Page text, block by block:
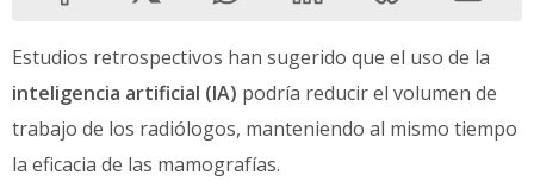
Estudios retrospectivos han sugerido que el uso de la
inteligencia artificial (IA) podría reducir el volumen de
trabajo de los radiólogos, manteniendo al mismo tiempo
la eficacia de las mamografías.